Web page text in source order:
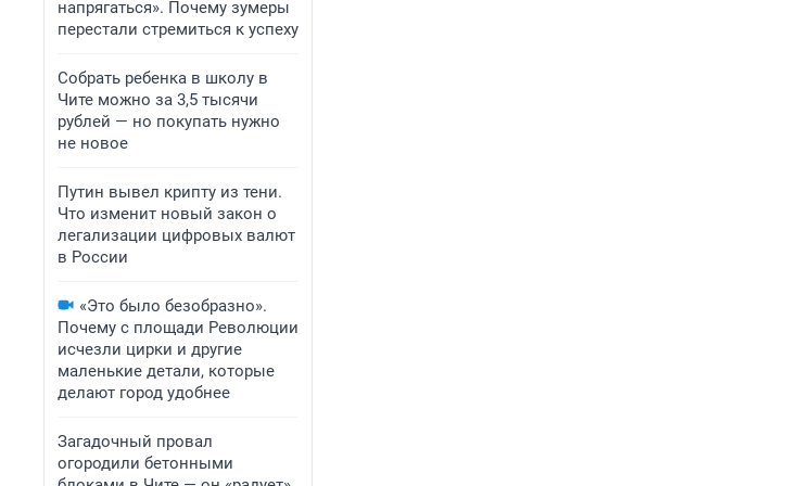
напрягаться». Почему зумеры
перестали стремиться к успеху
Собрать ребенка в школу в
Чите можно за 3,5 тысячи
рублей — но покупать нужно
не новое
Путин вывел крипту из тени.
Что изменит новый закон о
легализации цифровых валют
в России
«Это было безобразно».
Почему с площади Революции
исчезли цирки и другие
маленькие детали, которые
делают город удобнее
Загадочный провал
огородили бетонными